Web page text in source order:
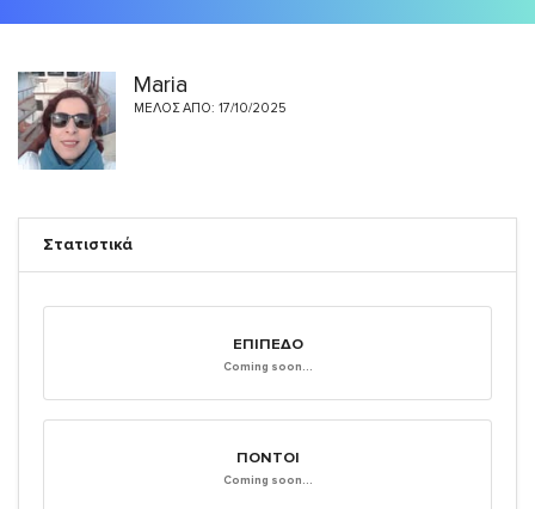
Maria
ΜΈΛΟΣ ΑΠΌ: 17/10/2025
Στατιστικά
ΕΠΊΠΕΔΟ
Coming soon...
ΠΌΝΤΟΙ
Coming soon...